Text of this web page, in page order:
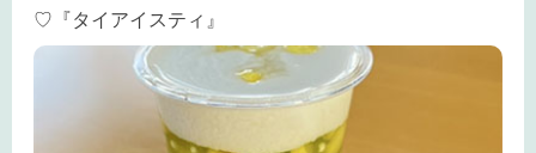
♡『タイアイスティ』